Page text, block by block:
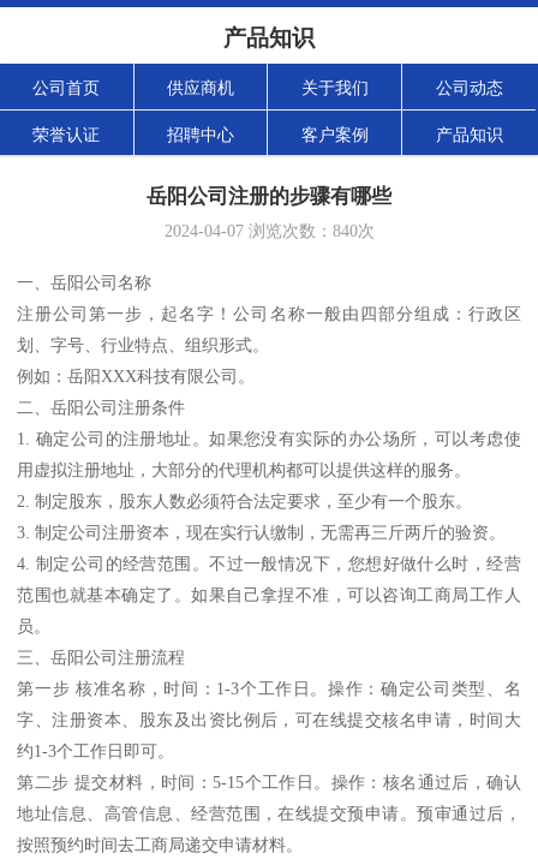
产品知识
公司首页 供应商机 关于我们 公司动态
荣誉认证 招聘中心 客户案例 产品知识
岳阳公司注册的步骤有哪些
2024-04-07浏览次数： 840次
一、岳阳公司名称
注册公司第一步，起名字！公司名称一般由四部分组成：行政区
划、字号、行业特点、组织形式。
例如：岳阳XXX科技有限公司。
二、岳阳公司注册条件
1. 确定公司的注册地址。如果您没有实际的办公场所，可以考虑使
用虚拟注册地址，大部分的代理机构都可以提供这样的服务。
2. 制定股东，股东人数必须符合法定要求，至少有一个股东。
3. 制定公司注册资本，现在实行认缴制，无需再三斤两斤的验资。
4. 制定公司的经营范围。不过一般情况下，您想好做什么时，经营
范围也就基本确定了。如果自己拿捏不准，可以咨询工商局工作人
员。
三、岳阳公司注册流程
第一步 核准名称，时间：1-3个工作日。操作：确定公司类型、名
字、注册资本、股东及出资比例后，可在线提交核名申请，时间大
约1-3个工作日即可。
第二步 提交材料，时间：5-15个工作日。操作：核名通过后，确认
地址信息、高管信息、经营范围，在线提交预申请。预审通过后，
按照预约时间去工商局递交申请材料。